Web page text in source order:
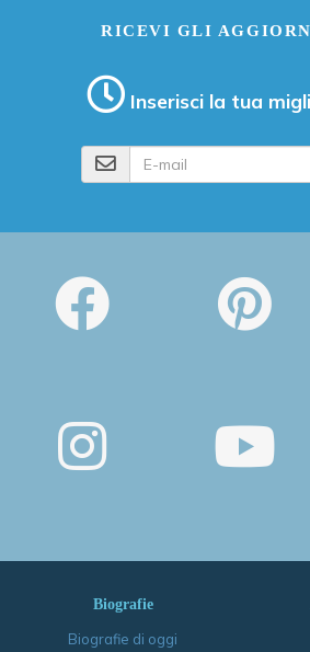
RICEVI GLI
Inserisci la tua
Biografie
Biografie di oggi